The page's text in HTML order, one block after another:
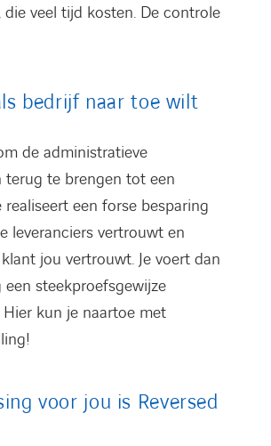
die veel tijd kosten. De controle
bedrijf naar toe wilt
de administratieve
terug te brengen tot een
realiseert een forse besparing
leveranciers vertrouwt en
jou vertrouwt. Je voert dan
steekproefsgewijze
kun je naartoe met
voor jou is Reversed